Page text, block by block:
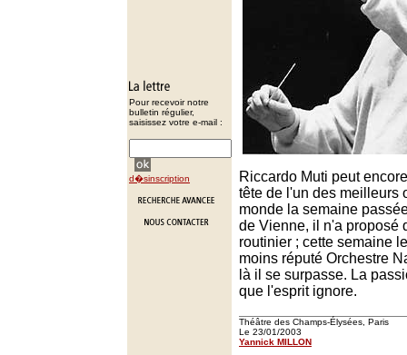
Pour recevoir notre
bulletin régulier,
saisissez votre e-mail :
d�sinscription
Riccardo Muti peut
tête de l'un des meilleurs
monde la semaine
de Vienne, il n'a proposé
routinier ; cette semaine
moins réputé Orchestre
là il se surpasse. La
que l'esprit ignore.
Théâtre des Champs-Élysées, Paris
Le 23/01/2003
Yannick MILLON